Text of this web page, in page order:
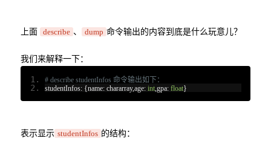
上面 describe 、 dump 命令输出的内容到底是什么玩意儿？
我们来解释一下：
# describe studentInfos 命令输出如下：
studentInfos: {name: chararray,age: int, gpa: float}
表示显示 studentInfos 的结构：